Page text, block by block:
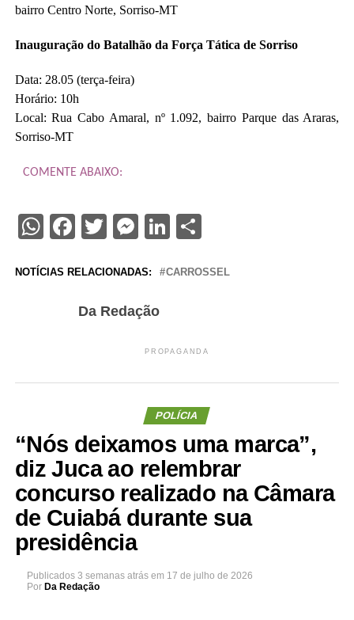
bairro Centro Norte, Sorriso-MT
Inauguração do Batalhão da Força Tática de Sorriso
Data: 28.05 (terça-feira)
Horário: 10h
Local: Rua Cabo Amaral, nº 1.092, bairro Parque das Araras,
Sorriso-MT
COMENTE ABAIXO:
WhatsApp
Facebook
Twitter
Messenger
LinkedIn
Share
NOTÍCIAS RELACIONADAS: CARROSSEL
Da Redação
PROPAGANDA
POLÍCIA
“Nós deixamos uma marca”,
diz Juca ao relembrar
concurso realizado na Câmara
de Cuiabá durante sua
presidência
Publicados 3 semanas atrás em 17 de julho de 2026
Por Da Redação